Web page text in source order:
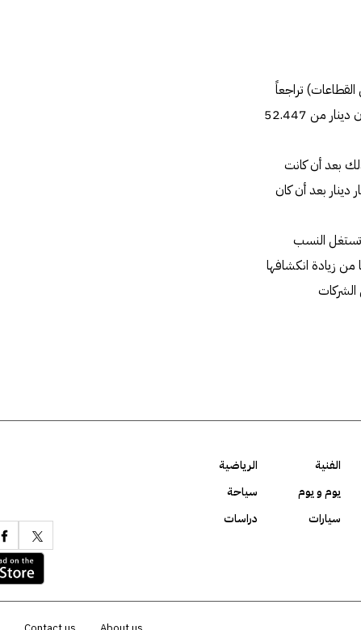
تراجعاً
خلال الخمسة أشهر الأولى من 2023 بنسبة بلغت 0.34 في المئة وبقيمة 180.2 مليون دينار من 52.447
وبنحو 32.7 مليون دينار، وذلك بعد أن كانت
في نهاية إبريل الماضي، وصعد على أساس سنوي بنحو 1.621 مليار دينار بعد أن كان
تستغل النسب
من زيادة انكشافها
الفنية
الرياضية
يوم و يوم
سياحة
سيارات
دراسات